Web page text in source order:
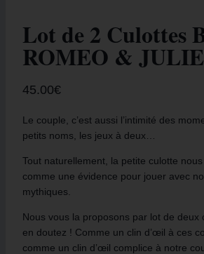
Lot de 2 Culottes
ROMEO &
45.00€
Le couple, c’est aussi l’intimité des
petits noms, les jeux à deux…
Tout naturellement, la petite culotte
comme une évidence pour jouer avec
mythiques.
Nous vous la proposons par lot de deux
en doutez ! Comme un clin d’œil à ces
comme un clin d’œil complice à notre